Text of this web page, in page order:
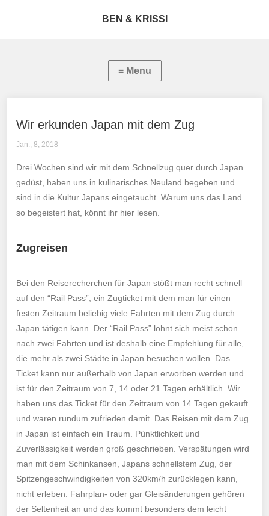
BEN & KRISSI
Wir erkunden Japan mit dem Zug
Jan., 8, 2018
Drei Wochen sind wir mit dem Schnellzug quer durch Japan
gedüst, haben uns in kulinarisches Neuland begeben und
sind in die Kultur Japans eingetaucht. Warum uns das Land
so begeistert hat, könnt ihr hier lesen.
Zugreisen
Bei den Reiserecherchen für Japan stößt man recht schnell
auf den “Rail Pass”, ein Zugticket mit dem man für einen
festen Zeitraum beliebig viele Fahrten mit dem Zug durch
Japan tätigen kann. Der “Rail Pass” lohnt sich meist schon
nach zwei Fahrten und ist deshalb eine Empfehlung für alle,
die mehr als zwei Städte in Japan besuchen wollen. Das
Ticket kann nur außerhalb von Japan erworben werden und
ist für den Zeitraum von 7, 14 oder 21 Tagen erhältlich. Wir
haben uns das Ticket für den Zeitraum von 14 Tagen gekauft
und waren rundum zufrieden damit. Das Reisen mit dem Zug
in Japan ist einfach ein Traum. Pünktlichkeit und
Zuverlässigkeit werden groß geschrieben. Verspätungen wird
man mit dem Schinkansen, Japans schnellstem Zug, der
Spitzengeschwindigkeiten von 320km/h zurücklegen kann,
nicht erleben. Fahrplan- oder gar Gleisänderungen gehören
der Seltenheit an und das kommt besonders dem leicht